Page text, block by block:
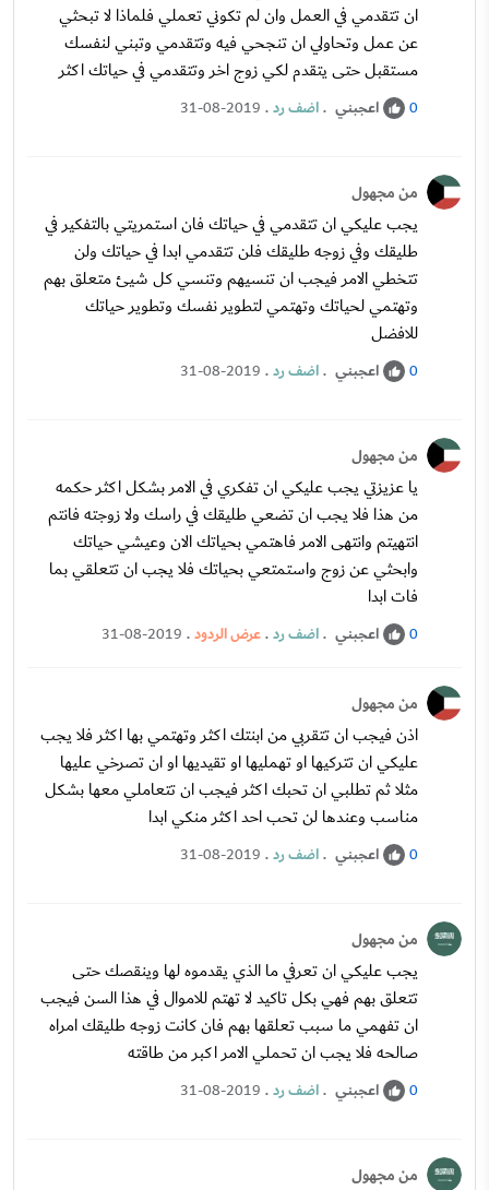
ان تتقدمي في العمل وان لم تكوني تعملي فلماذا لا تبحثي
عن عمل وتحاولي ان تنجحي فيه وتتقدمي وتبني لنفسك
مستقبل حتى يتقدم لكي زوج اخر وتتقدمي في حياتك اكثر
0 اعجبني .اضف رد.
31-08-2019
من مجهول
يجب عليكي ان تتقدمي في حياتك فان استمريتي بالتفكير في
طليقك وفي زوجه طليقك فلن تتقدمي ابدا في حياتك ولن
تتخطي الامر فيجب ان تنسيهم وتنسي كل شيئ متعلق بهم
وتهتمي لحياتك وتهتمي لتطوير نفسك وتطوير حياتك
للافضل
0 اعجبني .اضف رد.
31-08-2019
من مجهول
يا عزيزتي يجب عليكي ان تفكري في الامر بشكل اكثر حكمه
من هذا فلا يجب ان تضعي طليقك في راسك ولا زوجته فانتم
انتهيتم وانتهى الامر فاهتمي بحياتك الان وعيشي حياتك
وابحثي عن زوج واستمتعي بحياتك فلا يجب ان تتعلقي بما
فات ابدا
0 اعجبني .اضف رد.عرض الردود.
31-08-2019
من مجهول
اذن فيجب ان تتقربي من ابنتك اكثر وتهتمي بها اكثر فلا يجب
عليكي ان تتركيها او تهمليها او تقيديها او ان تصرخي عليها
مثلا ثم تطلبي ان تحبك اكثر فيجب ان تتعاملي معها بشكل
مناسب وعندها لن تحب احد اكثر منكي ابدا
0 اعجبني .اضف رد.
31-08-2019
من مجهول
يجب عليكي ان تعرفي ما الذي يقدموه لها وينقصك حتى
تتعلق بهم فهي بكل تاكيد لا تهتم للاموال في هذا السن فيجب
ان تفهمي ما سبب تعلقها بهم فان كانت زوجه طليقك امراه
صالحه فلا يجب ان تحملي الامر اكبر من طاقته
0 اعجبني .اضف رد.
31-08-2019
من مجهول